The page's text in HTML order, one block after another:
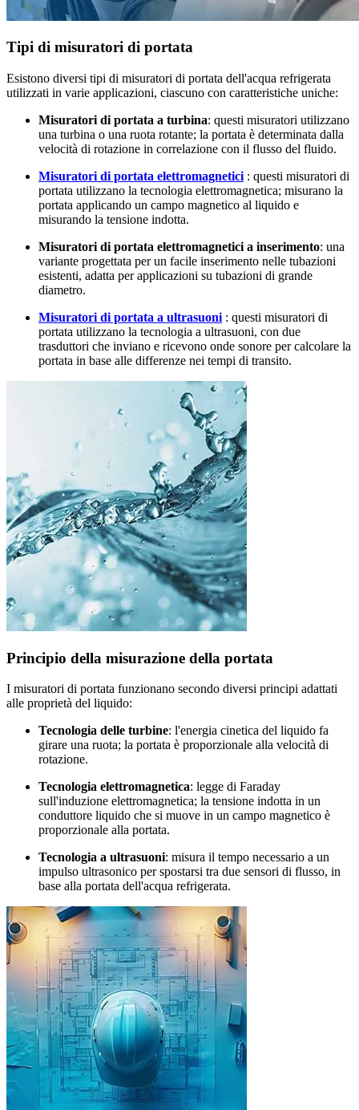
Tipi di misuratori di portata
Esistono diversi tipi di misuratori di portata dell'acqua refrigerata
utilizzati in varie applicazioni, ciascuno con caratteristiche uniche:
Misuratori di portata a turbina: questi misuratori utilizzano
una turbina o una ruota rotante; la portata è determinata dalla
velocità di rotazione in correlazione con il flusso del fluido.
Misuratori di portata elettromagnetici : questi misuratori di
portata utilizzano la tecnologia elettromagnetica; misurano la
portata applicando un campo magnetico al liquido e
misurando la tensione indotta.
Misuratori di portata elettromagnetici a inserimento: una
variante progettata per un facile inserimento nelle tubazioni
esistenti, adatta per applicazioni su tubazioni di grande
diametro.
Misuratori di portata a ultrasuoni : questi misuratori di
portata utilizzano la tecnologia a ultrasuoni, con due
trasduttori che inviano e ricevono onde sonore per calcolare la
portata in base alle differenze nei tempi di transito.
Principio della misurazione della portata
I misuratori di portata funzionano secondo diversi principi adattati
alle proprietà del liquido:
Tecnologia delle turbine: l'energia cinetica del liquido fa
girare una ruota; la portata è proporzionale alla velocità di
rotazione.
Tecnologia elettromagnetica: legge di Faraday
sull'induzione elettromagnetica; la tensione indotta in un
conduttore liquido che si muove in un campo magnetico è
proporzionale alla portata.
Tecnologia a ultrasuoni: misura il tempo necessario a un
impulso ultrasonico per spostarsi tra due sensori di flusso, in
base alla portata dell'acqua refrigerata.